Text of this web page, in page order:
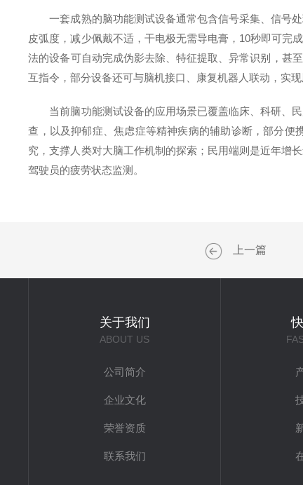
一套成熟的脑功能测试设备通常包含信号采集、信号处
皮弧度，减少佩戴不适，干电极无需导电膏，10秒即可完
法的设备可自动完成伪影去除、特征提取、异常识别，甚
互指令，部分设备还可与脑机接口、康复机器人联动，实现
当前脑功能测试设备的应用场景已覆盖临床、科研、民
查，以及抑郁症、焦虑症等精神疾病的辅助诊断，部分
究，支撑人类对大脑工作机制的探索；民用端则是近年增
驾驶员的疲劳状态监测。
上一篇
关于我们
ABOUT US
公司简介
企业文化
荣誉资质
联系我们